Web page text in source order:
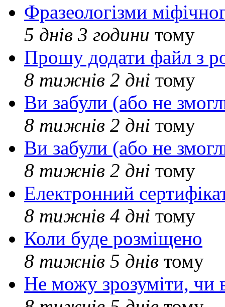
Фразеологізми
5 днів 3 години тому
Прошу додати файл з
8 тижнів 2 дні тому
Ви забули (або не
8 тижнів 2 дні тому
Ви забули (або не
8 тижнів 2 дні тому
Електронний
8 тижнів 4 дні тому
Коли буде розміщено
8 тижнів 5 днів тому
Не можу зрозуміти, чи